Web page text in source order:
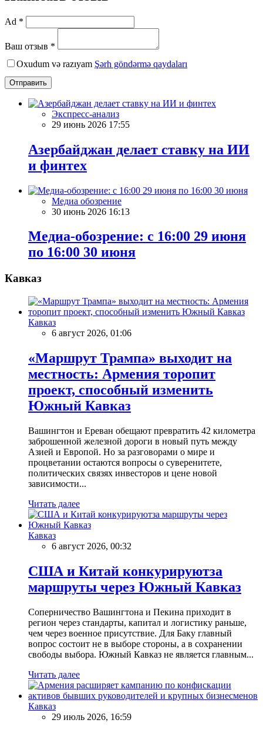
Ad *
Ваш отзыв *
Oxudum və razıyam Şərh göndərmə qaydaları
Отправить
Экспресс-анализ
29 июнь 2026 17:55
Азербайджан делает ставку на ИИ
и финтех
Медиа обозрение
30 июнь 2026 16:13
Медиа-обозрение: с 16:00 29 июня
по 16:00 30 июня
Кавказ
Кавказ
6 август 2026, 01:06
«Маршрут Трампа» выходит на
местность: Армения торопит
проект, способный изменить
Южный Кавказ
Вашингтон и Ереван обещают превратить 42 километра
заброшенной железной дороги в новый путь между
Азией и Европой. Но за разговорами о мире и
процветании остаются вопросы о суверенитете,
политических связях инвесторов и цене новой
зависимости...
Читать далее
Кавказ
6 август 2026, 00:32
США и Китай конкурируютза
маршруты через Южный Кавказ
Соперничество Вашингтона и Пекина приходит в
регион через стандарты, капитал и логистику раньше,
чем через военное присутствие. Для Баку главный
вопрос состоит не в выборе стороны, а в сохранении
свободы выбора. Южный Кавказ не является главным...
Читать далее
Кавказ
29 июль 2026, 16:59